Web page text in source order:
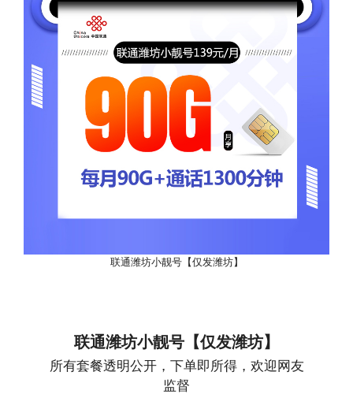
联通潍坊小靓号【仅发潍坊】
联通潍坊小靓号【仅发潍坊】
所有套餐透明公开，下单即所得，欢迎网友
监督